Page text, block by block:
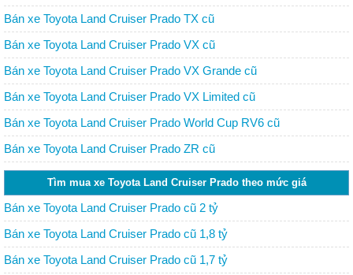
Bán xe Toyota Land Cruiser Prado TX cũ
Bán xe Toyota Land Cruiser Prado VX cũ
Bán xe Toyota Land Cruiser Prado VX Grande cũ
Bán xe Toyota Land Cruiser Prado VX Limited cũ
Bán xe Toyota Land Cruiser Prado World Cup RV6 cũ
Bán xe Toyota Land Cruiser Prado ZR cũ
Tìm mua xe Toyota Land Cruiser Prado theo mức giá
Bán xe Toyota Land Cruiser Prado cũ 2 tỷ
Bán xe Toyota Land Cruiser Prado cũ 1,8 tỷ
Bán xe Toyota Land Cruiser Prado cũ 1,7 tỷ